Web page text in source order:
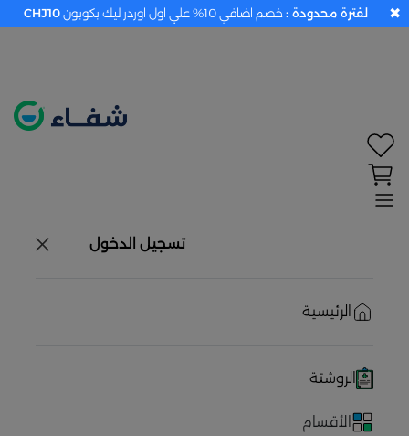
تسجيل الدخول
الرئيسية
الروشتة
الأقسام
لفترة محدودة : خصم اضافي 10% علي اول اوردر ليك بكوبون CHJ10 ✖